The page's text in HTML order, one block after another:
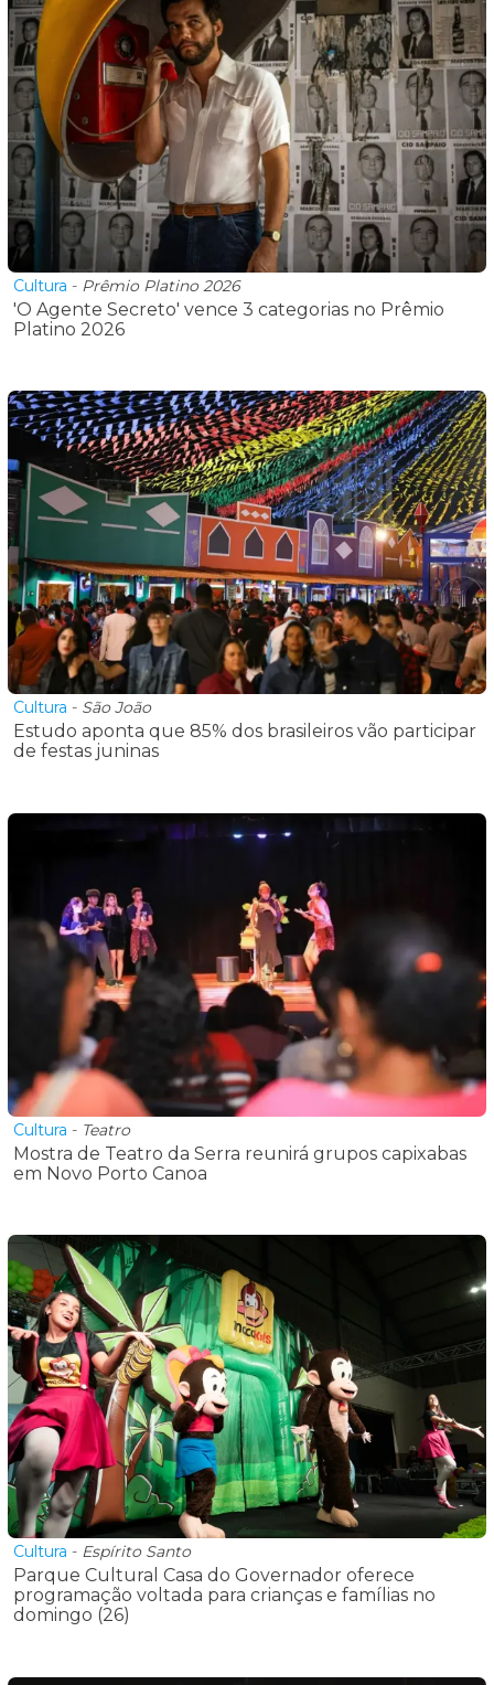
Cultura - Prêmio Platino 2026
'O Agente Secreto' vence 3 categorias no Prêmio
Platino 2026
Cultura - São João
Estudo aponta que 85% dos brasileiros vão participar
de festas juninas
Cultura - Teatro
Mostra de Teatro da Serra reunirá grupos capixabas
em Novo Porto Canoa
Cultura - Espírito Santo
Parque Cultural Casa do Governador oferece
programação voltada para crianças e famílias no
domingo (26)